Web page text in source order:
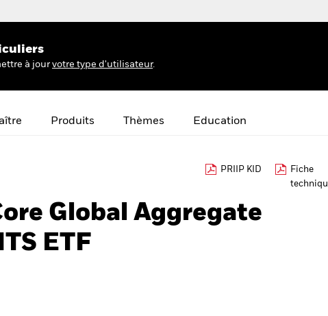
à jour votre type d'utilisateur.
Produits Thèmes Education
PRIIP KID
Fiche
Global Aggregate
ETF